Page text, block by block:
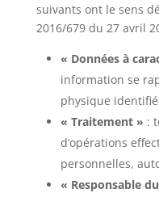
suivants ont le sens
2016/679 du 27 avril
« Données à
information se
physique
« Traitement » :
d’opérations
personnelles,
« Responsable